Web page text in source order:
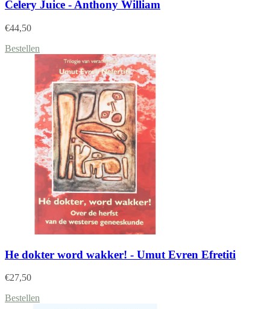
Celery Juice - Anthony William
€44,50
Bestellen
He dokter word wakker! - Umut Evren Efretiti
€27,50
Bestellen